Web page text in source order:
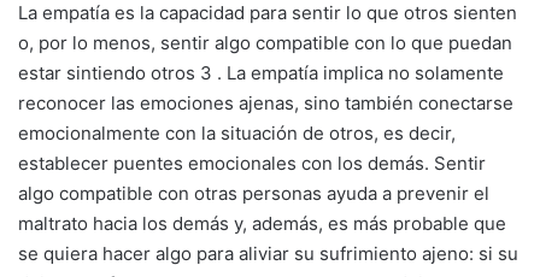
La empatía es la capacidad para sentir lo que otros sienten
o, por lo menos, sentir algo compatible con lo que puedan
estar sintiendo otros 3 . La empatía implica no solamente
reconocer las emociones ajenas, sino también conectarse
emocionalmente con la situación de otros, es decir,
establecer puentes emocionales con los demás. Sentir
algo compatible con otras personas ayuda a prevenir el
maltrato hacia los demás y, además, es más probable que
se quiera hacer algo para aliviar su sufrimiento ajeno: si su